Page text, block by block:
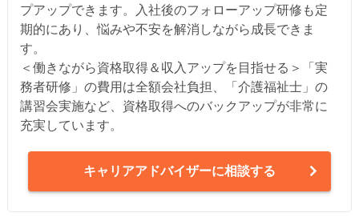
プアップできます。入社後のフォローアップ研修も定
期的にあり、悩みや不安を解消しながら成長できま
す。
＜働きながら資格取得＆収入アップを目指せる＞「実
務者研修」の費用は全額会社負担、「介護福祉士」の
講習会実施など、資格取得へのバックアップが非常に
充実しています。
キャリアアドバイザーに相談する